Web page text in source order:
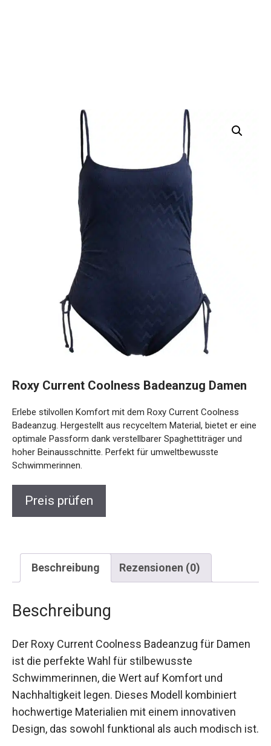
Badeanzug. Hergestellt aus recyceltem Material, bietet er
eine optimale Passform dank verstellbarer Spaghettiträger
und hoher Beinausschnitte. Perfekt für umweltbewusste
Schwimmerinnen.
Beschreibung Rezensionen (0)
Beschreibung
Damen ist die perfekte Wahl für stilbewusste
Schwimmerinnen, die Wert auf Komfort und
Nachhaltigkeit legen. Dieses Modell kombiniert
hochwertige Materialien mit einem innovativen
Design, das sowohl funktional als auch modisch
ist.